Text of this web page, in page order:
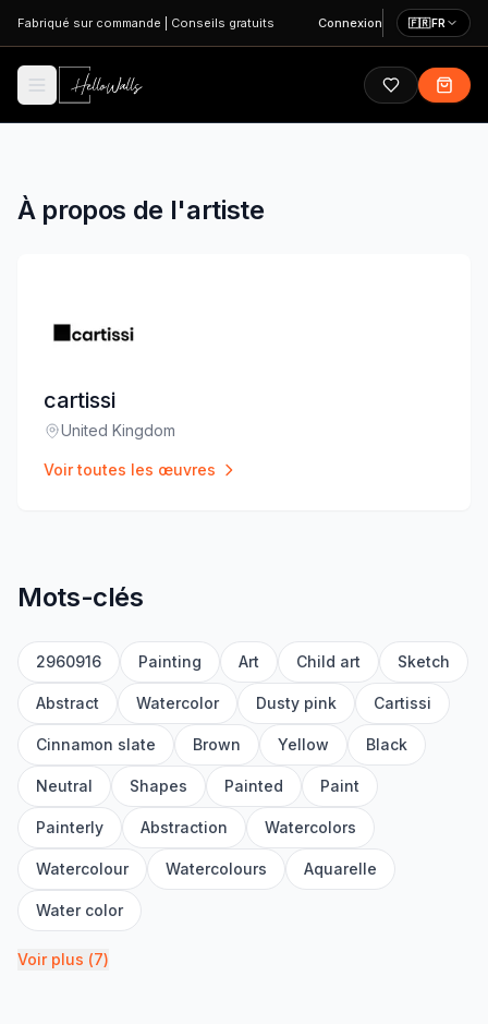
Aller au contenu principal
Fabriqué sur commande Conseils gratuits Connexion 🇫🇷FR
À propos de l'artiste
cartissi
Lieu:
United Kingdom
Voir toutes les œuvres
Mots-clés
2960916 Painting Art Child art Sketch
Abstract Watercolor Dusty pink Cartissi
Cinnamon slate Brown Yellow Black
Neutral Shapes Painted Paint
Painterly Abstraction Watercolors
Watercolour Watercolours Aquarelle
Water color
Voir plus (7)